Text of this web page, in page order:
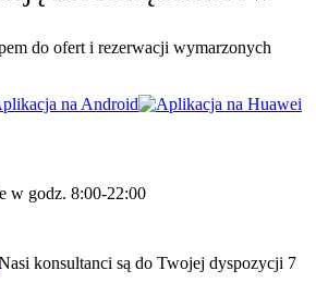
do ofert i rezerwacji wymarzonych
w godz. 8:00-22:00
konsultanci są do Twojej dyspozycji 7